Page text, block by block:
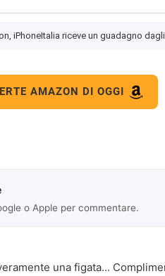
iPhoneItalia riceve un guadagno
AMAZON DI OGGI
o Apple per commentare.
una figata...